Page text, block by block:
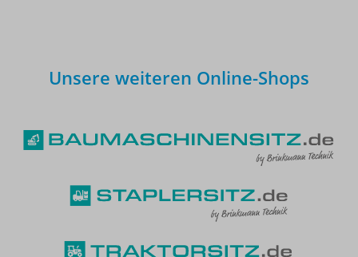
Unsere weiteren Online-Shops